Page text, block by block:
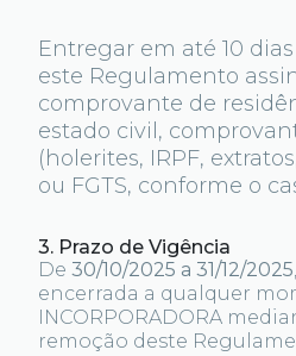
Entregar em até 10
este Regulamento
comprovante de
estado civil,
(holerites, IRPF,
ou FGTS, conforme o
3. Prazo de Vigência
De 30/10/2025 a 31/12/2025
encerrada a qualquer
INCORPORADORA
remoção deste